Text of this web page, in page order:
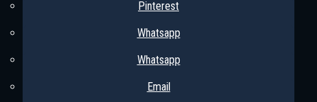
„Der Tag, An Dem Die Sonne Vom
Himmel Fiel“: Als Berger Seinen
Freund Senna Verlor
Pinterest
Whatsapp
Whatsapp
Email